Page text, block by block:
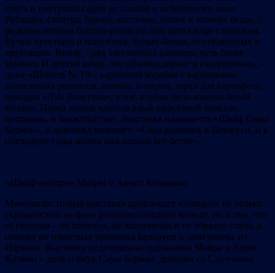
снега и цветущих садов до сливок и отбеленного льна.
Рубашки, свитера, брюки, костюмы, носки и нижнее белье, с
редкими нотами бледно-розового или цвета кофе с молоком.
Кучки простынь и наволочек, белых-белых, отутюженных и
хрустящих. Внизу – ряд элегантных сапожек, чуть более
тёмных. И другие вещи, что обычно держат в гардеробных, –
духи «Шанель № 19», картонная коробка с карточками
записанных рецептов, письма, блокнот, терка для картофеля,
чемодан «Луи Вюиттон», утюг, клубок бело-красно-белой
тесьмы. Перед лицом зрителя алый шерстяной помпон –
потянешь, и зажжётся свет. Выставка называется «Шкаф Сары
Берман», и аудиогид поясняет: «Сара родилась в Беларуси, и в
последние годы жизни она носила всё белое».
«Шкаф внутри» Майры и Алекса Калманов
Минималистичная выставка привлекает внимание не только
скромностью на фоне роскоши соседних комнат, но и тем, что
её героиня – не политик, не кинозвезда и не образец стиля, а
никому не известная уроженка Беларуси и эмигрантка из
Израиля. Выставку подготовили художники Майра и Алекс
Калман – дочь и внук Сары Берман, девочки со Случчины.